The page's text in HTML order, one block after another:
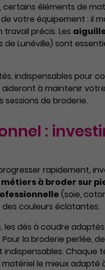
éléments de
votre équipement : il
précis. Les
Lunéville) sont
indispensables pour
aideront à maintenir
sessions de broderie.
:
rapidement,
métiers à broder sur
(soie,
couleurs éclatantes.
les dés à coudre
la broderie perlée,
Chaque
le mieux